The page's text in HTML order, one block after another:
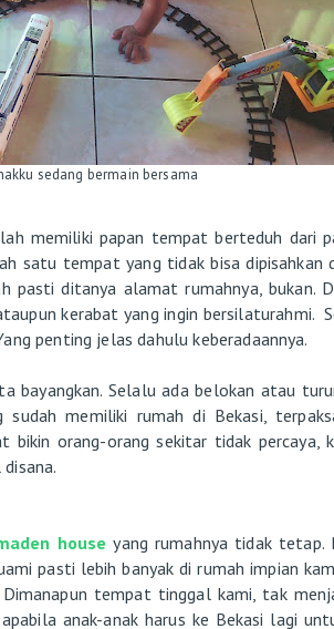
sedang bermain bersama
memiliki papan tempat berteduh dari
satu tempat yang tidak bisa dipisahkan
pasti ditanya alamat rumahnya, bukan.
kerabat yang ingin bersilaturahmi.
penting jelas dahulu keberadaannya.
bayangkan. Selalu ada belokan atau
memiliki rumah di Bekasi,
bikin orang-orang sekitar tidak percaya,
houseyang rumahnya tidak tetap.
pasti lebih banyak di rumah impian
tempat tinggal kami, tak
anak-anak harus ke Bekasi lagi